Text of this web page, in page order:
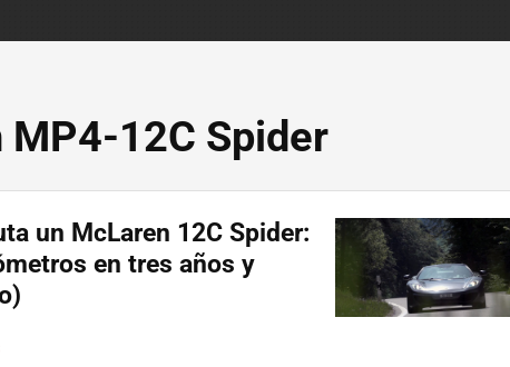
MP4-12C Spider
un McLaren 12C Spider:
en tres años y